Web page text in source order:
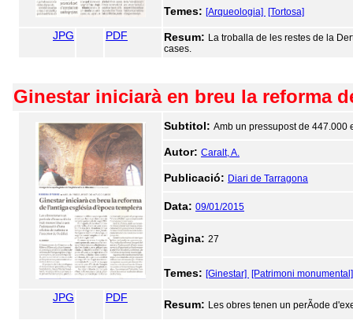
Temes: [Arqueologia] [Tortosa]
JPG PDF Resum: La troballa de les restes de la
cases.
Ginestar iniciarà en breu la reforma
Subtitol: Amb un pressupost de 447.000
Autor: Caralt, A.
Publicació: Diari de Tarragona
Data: 09/01/2015
Pàgina: 27
Temes: [Ginestar] [Patrimoni monumental]
JPG PDF
Resum: Les obres tenen un perÃ­ode